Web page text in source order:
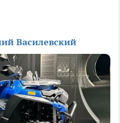
Василевский